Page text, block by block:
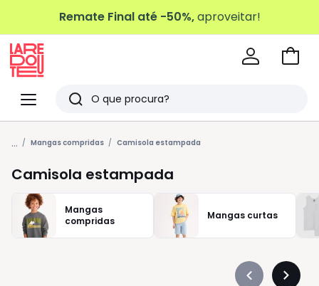
Remate Final até -50%,aproveitar!
Menu
Redoute
Pesquisar
Últimos
artigos
vistos
Ir
... Mangas compridas Camisola estampada
Camisola estampada
Mangas
compridas
Mangas curtas
Précédent